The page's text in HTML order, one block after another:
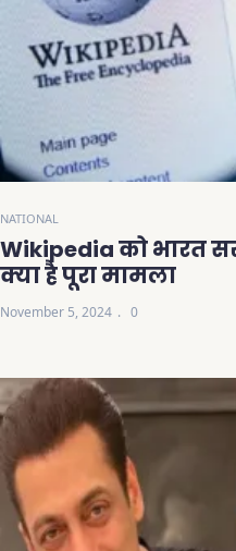
NATIONAL
Wikipedia को भारत
क्या है पूरा मामला
November 5, 2024 0